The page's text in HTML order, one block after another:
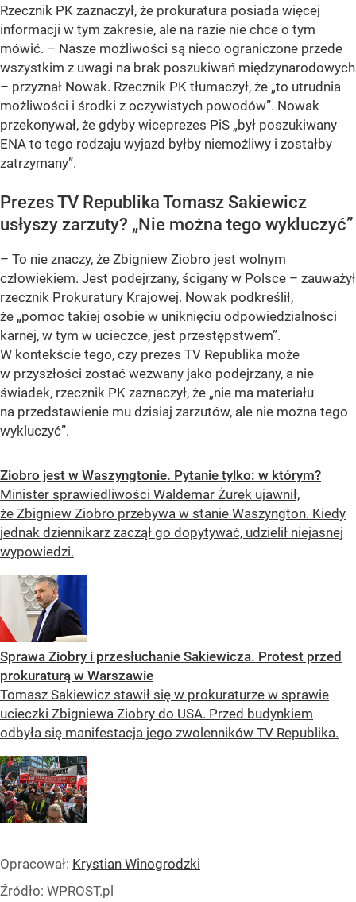
Rzecznik PK zaznaczył, że prokuratura posiada więcej
informacji w tym zakresie, ale na razie nie chce o tym
mówić. – Nasze możliwości są nieco ograniczone przede
wszystkim z uwagi na brak poszukiwań międzynarodowych
– przyznał Nowak. Rzecznik PK tłumaczył, że „to utrudnia
możliwości i środki z oczywistych powodów”. Nowak
przekonywał, że gdyby wiceprezes PiS „był poszukiwany
ENA to tego rodzaju wyjazd byłby niemożliwy i zostałby
zatrzymany”.
Prezes TV Republika Tomasz Sakiewicz
usłyszy zarzuty? „Nie można tego wykluczyć”
– To nie znaczy, że Zbigniew Ziobro jest wolnym
człowiekiem. Jest podejrzany, ścigany w Polsce – zauważył
rzecznik Prokuratury Krajowej. Nowak podkreślił,
że „pomoc takiej osobie w uniknięciu odpowiedzialności
karnej, w tym w ucieczce, jest przestępstwem”.
W kontekście tego, czy prezes TV Republika może
w przyszłości zostać wezwany jako podejrzany, a nie
świadek, rzecznik PK zaznaczył, że „nie ma materiału
na przedstawienie mu dzisiaj zarzutów, ale nie można tego
wykluczyć”.
Ziobro jest w Waszyngtonie. Pytanie tylko: w którym?
Minister sprawiedliwości Waldemar Żurek ujawnił,
że Zbigniew Ziobro przebywa w stanie Waszyngton. Kiedy
jednak dziennikarz zaczął go dopytywać, udzielił niejasnej
wypowiedzi.
Sprawa Ziobry i przesłuchanie Sakiewicza. Protest przed
prokuraturą w Warszawie
Tomasz Sakiewicz stawił się w prokuraturze w sprawie
ucieczki Zbigniewa Ziobry do USA. Przed budynkiem
odbyła się manifestacja jego zwolenników TV Republika.
Opracował: Krystian Winogrodzki
Źródło: WPROST.pl